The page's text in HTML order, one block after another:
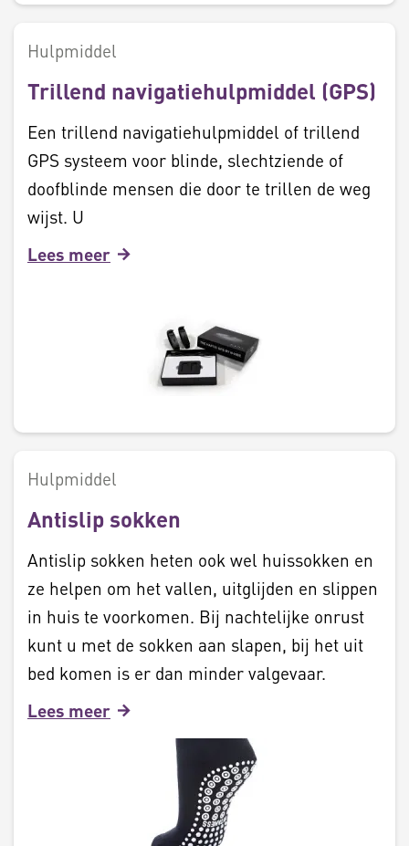
Hulpmiddel
Trillend navigatiehulpmiddel (GPS)
Een trillend navigatiehulpmiddel of trillend
GPS systeem voor blinde, slechtziende of
doofblinde mensen die door te trillen de weg
wijst. U
Lees meer
Hulpmiddel
Antislip sokken
Antislip sokken heten ook wel huissokken en
ze helpen om het vallen, uitglijden en slippen
in huis te voorkomen. Bij nachtelijke onrust
kunt u met de sokken aan slapen, bij het uit
bed komen is er dan minder valgevaar.
Lees meer